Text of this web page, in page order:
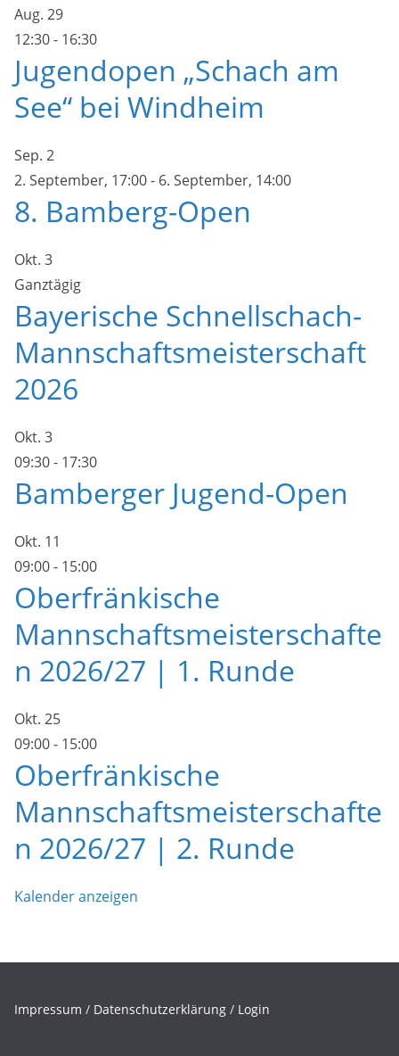
Aug. 29
12:30- 16:30
Jugendopen „Schach am
See“ bei Windheim
Sep. 2
2. September, 17:00- 6. September, 14:00
8. Bamberg-Open
Okt. 3
Ganztägig
Bayerische Schnellschach-
Mannschaftsmeisterschaft
2026
Okt. 3
09:30- 17:30
Bamberger Jugend-Open
Okt. 11
09:00- 15:00
Oberfränkische
Mannschaftsmeisterschafte
n 2026/27 | 1. Runde
Okt. 25
09:00- 15:00
Oberfränkische
Mannschaftsmeisterschafte
n 2026/27 | 2. Runde
Kalender anzeigen
Impressum / Datenschutzerklärung / Login